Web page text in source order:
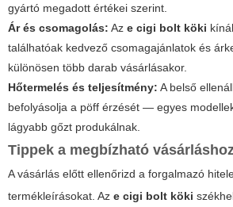
gyártó megadott értékei szerint.
Ár és csomagolás: Az e cigi bolt köki
találhatóak kedvező csomagajánlatok és
különösen több darab vásárlásakor.
Hőtermelés és teljesítmény: A belső
befolyásolja a pöff érzését — egyes
lágyabb gőzt produkálnak.
Tippek a megbízható
A vásárlás előtt ellenőrizd a forgalmazó
termékleírásokat. Az e cigi bolt köki